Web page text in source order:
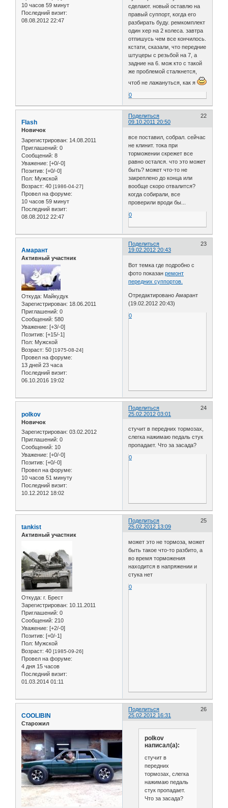
10 часов 59 минут
Последний визит:
08.08.2012 22:47
сделают. новый оставлю на
правый суппорт, когда его
разбирать буду. ремкомплект
один хер на 2 колеса. завтра
отпишусь чем все кончилось.
кстати, сказали, что передние
штуцеры с резьбой на 7, а
задние на 6. мож кто с такой
же проблемой сталкнется,
чтоб не лажануться, как я
0
Поделиться
22
09.10.2011 20:50
Flash
Новичок
Зарегистрирован: 14.08.2011
Приглашений: 0
Сообщений: 8
Уважение: [+0/-0]
Позитив: [+0/-0]
Пол: Мужской
Возраст: 40 [1986-04-27]
Провел на форуме:
10 часов 59 минут
Последний визит:
08.08.2012 22:47
все поставил, собрал. сейчас
не клинит. тока при
торможении скрежет все
равно остался. что это может
быть? может что-то не
закреплено до конца или
вообще скоро отвалится?
когда собирали, все
проверили вроди бы...
0
Поделиться
23
19.02.2012 20:43
Амарант
Активный участник
Откуда: Майкудук
Зарегистрирован: 18.06.2011
Приглашений: 0
Сообщений: 580
Уважение: [+3/-0]
Позитив: [+15/-1]
Пол: Мужской
Возраст: 50 [1975-08-24]
Провел на форуме:
13 дней 23 часа
Последний визит:
06.10.2016 19:02
Вот темка где подробно с
фото показанремонт
передних суппортов.
Отредактировано Амарант
(19.02.2012 20:43)
0
Поделиться
24
25.02.2012 03:01
polkov
Новичок
Зарегистрирован: 03.02.2012
Приглашений: 0
Сообщений: 10
Уважение: [+0/-0]
Позитив: [+0/-0]
Провел на форуме:
10 часов 51 минуту
Последний визит:
10.12.2012 18:02
стучит в передних тормозах,
слегка нажимаю педаль стук
пропадает. Что за засада?
0
Поделиться
25
25.02.2012 13:09
tankist
Активный участник
Откуда: г. Брест
Зарегистрирован: 10.11.2011
Приглашений: 0
Сообщений: 210
Уважение: [+2/-0]
Позитив: [+0/-1]
Пол: Мужской
Возраст: 40 [1985-09-26]
Провел на форуме:
4 дня 15 часов
Последний визит:
01.03.2014 01:11
может это не тормоза, может
быть такое что-то разбито, а
во время торможения
находится в напряжении и
стука нет
0
Поделиться
26
25.02.2012 16:31
COOLIBIN
Старожил
polkov
написал(а):
стучит в
передних
тормозах, слегка
нажимаю педаль
стук пропадает.
Что за засада?